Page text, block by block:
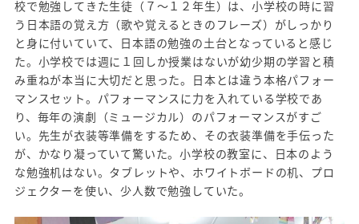
校で勉強してきた生徒（７～１２年生）は、小学校の時に習
う日本語の覚え方（歌や覚えるときのフレーズ）がしっかり
と身に付いていて、日本語の勉強の土台となっていると感じ
た。小学校では週に１回しか授業はないが幼少期の学習と積
み重ねが本当に大切だと思った。日本とは違う本格パフォー
マンスセット。パフォーマンスに力を入れている学校であ
り、毎年の演劇（ミュージカル）のパフォーマンスがすご
い。先生が衣装等準備をするため、その衣装準備を手伝った
が、かなり凝っていて驚いた。小学校の教室に、日本のよう
な勉強机はない。タブレットや、ホワイトボードの机、プロ
ジェクターを使い、少人数で勉強していた。